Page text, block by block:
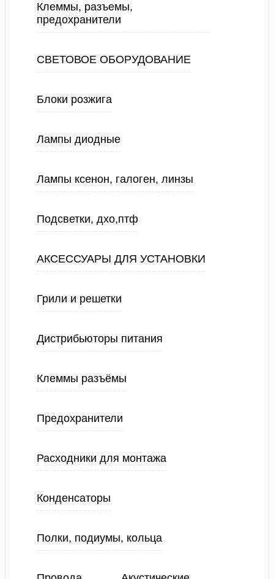
Клеммы, разъемы,
предохранители
СВЕТОВОЕ ОБОРУДОВАНИЕ
Блоки розжига
Лампы диодные
Лампы ксенон, галоген, линзы
Подсветки, дхо,птф
АКСЕССУАРЫ ДЛЯ УСТАНОВКИ
Грили и решетки
Дистрибьюторы питания
Клеммы разъёмы
Предохранители
Расходники для монтажа
Конденсаторы
Полки, подиумы, кольца